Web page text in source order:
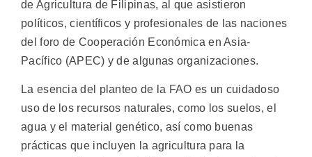
de Agricultura de Filipinas, al que asistieron
políticos, científicos y profesionales de las naciones
del foro de Cooperación Económica en Asia-
Pacífico (APEC) y de algunas organizaciones.
La esencia del planteo de la FAO es un cuidadoso
uso de los recursos naturales, como los suelos, el
agua y el material genético, así como buenas
prácticas que incluyen la agricultura para la